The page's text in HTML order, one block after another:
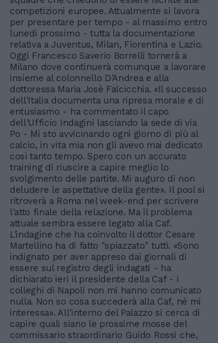
competizioni europee. Attualmente si lavora
per presentare per tempo - al massimo entro
lunedì prossimo - tutta la documentazione
relativa a Juventus, Milan, Fiorentina e Lazio.
Oggi Francesco Saverio Borrelli tornerà a
Milano dove continuerà comunque a lavorare
insieme al colonnello D'Andrea e alla
dottoressa Maria Josè Falcicchia. «Il successo
dell'Italia documenta una ripresa morale e di
entusiasmo - ha commentato il capo
dell'Ufficio Indagini lasciando la sede di via
Po - Mi sto avvicinando ogni giorno di più al
calcio, in vita mia non gli avevo mai dedicato
così tanto tempo. Spero con un accurato
training di riuscire a capire meglio lo
svolgimento delle partite. Mi auguro di non
deludere le aspettative della gente». Il pool si
ritroverà a Roma nel week-end per scrivere
l'atto finale della relazione. Ma il problema
attuale sembra essere legato alla Caf.
L'indagine che ha coinvolto il dottor Cesare
Martellino ha di fatto "spiazzato" tutti. «Sono
indignato per aver appreso dai giornali di
essere sul registro degli indagati - ha
dichiarato ieri il presidente della Caf - i
colleghi di Napoli non mi hanno comunicato
nulla. Non so cosa succederà alla Caf, né mi
interessa». All'interno del Palazzo si cerca di
capire quali siano le prossime mosse del
commissario straordinario Guido Rossi che,